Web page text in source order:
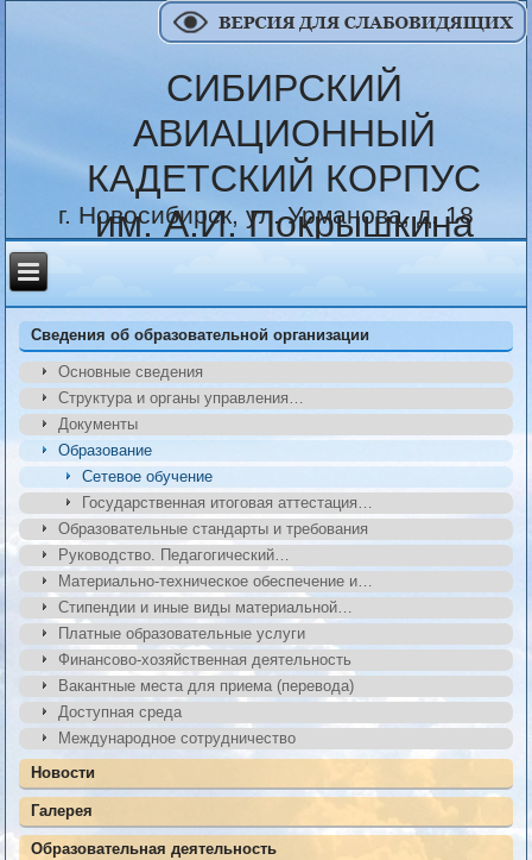
СИБИРСКИЙ
АВИАЦИОННЫЙ
КАДЕТСКИЙ КОРПУС
им. А.И. Покрышкина
г. Новосибирск, ул. Урманова, д. 18
Сведения об образовательной организации
Основные сведения
Структура и органы управления…
Документы
Образование
Сетевое обучение
Государственная итоговая аттестация…
Образовательные стандарты и требования
Руководство. Педагогический…
Материально-техническое обеспечение и…
Стипендии и иные виды материальной…
Платные образовательные услуги
Финансово-хозяйственная деятельность
Вакантные места для приема (перевода)
Доступная среда
Международное сотрудничество
Новости
Галерея
Образовательная деятельность